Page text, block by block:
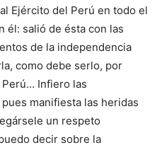
Ejército del Perú en todo el
él: salió de ésta con las
de la independencia
como debe serlo, por
Infiero las
manifiesta las heridas
un respeto
decir sobre la